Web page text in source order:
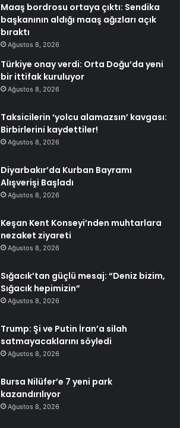
Maaş bordrosu ortaya çıktı: Sendika
başkanının aldığı maaş ağızları açık
bıraktı
Ağustos 8, 2026
Türkiye onay verdi: Orta Doğu’da yeni
bir ittifak kuruluyor
Ağustos 8, 2026
Taksicilerin ‘yolcu alamazsın’ kavgası:
Birbirlerini kaydettiler!
Ağustos 8, 2026
Diyarbakır’da Kurban Bayramı
Alışverişi Başladı
Ağustos 8, 2026
Keşan Kent Konseyi’nden muhtarlara
nezaket ziyareti
Ağustos 8, 2026
Sığacık’tan güçlü mesaj: “Deniz bizim,
Sığacık hepimizin”
Ağustos 8, 2026
Trump: Şi ve Putin İran’a silah
satmayacaklarını söyledi
Ağustos 8, 2026
Bursa Nilüfer’e 7 yeni park
kazandırılıyor
Ağustos 8, 2026